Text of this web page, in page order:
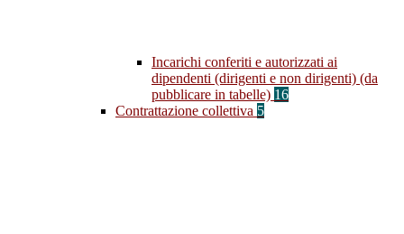
Incarichi conferiti e autorizzati ai
dipendenti (dirigenti e non dirigenti) (da
pubblicare in tabelle) 16
Contrattazione collettiva 5